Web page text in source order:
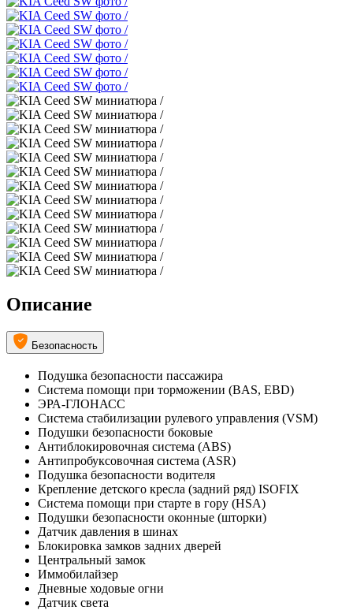
Описание
Безопасность
Подушка безопасности пассажира
Система помощи при торможении (BAS, EBD)
ЭРА-ГЛОНАСС
Система стабилизации рулевого управления (VSM)
Подушки безопасности боковые
Антиблокировочная система (ABS)
Антипробуксовочная система (ASR)
Подушка безопасности водителя
Крепление детского кресла (задний ряд) ISOFIX
Система помощи при старте в гору (HSA)
Подушки безопасности оконные (шторки)
Датчик давления в шинах
Блокировка замков задних дверей
Центральный замок
Иммобилайзер
Дневные ходовые огни
Датчик света